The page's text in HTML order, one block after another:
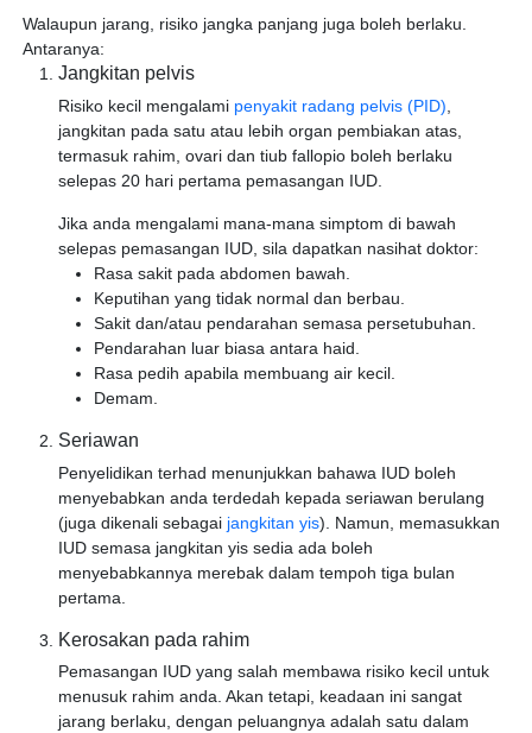
Walaupun jarang, risiko jangka panjang juga boleh berlaku.
Antaranya:
Jangkitan pelvis
Risiko kecil mengalami penyakit radang pelvis (PID)
jangkitan pada satu atau lebih organ pembiakan atas,
termasuk rahim, ovari dan tiub fallopio boleh berlaku
selepas 20 hari pertama pemasangan IUD.
Jika anda mengalami mana-mana simptom di bawah
selepas pemasangan IUD, sila dapatkan nasihat doktor:
Rasa sakit pada abdomen bawah.
Keputihan yang tidak normal dan berbau.
Sakit dan/atau pendarahan semasa persetubuhan.
Pendarahan luar biasa antara haid.
Rasa pedih apabila membuang air kecil.
Demam.
Seriawan
Penyelidikan terhad menunjukkan bahawa IUD boleh
menyebabkan anda terdedah kepada seriawan berulang
(juga dikenali sebagai jangkitan yis). Namun, memasukkan
IUD semasa jangkitan yis sedia ada boleh
menyebabkannya merebak dalam tempoh tiga bulan
pertama.
Kerosakan pada rahim
Pemasangan IUD yang salah membawa risiko kecil untuk
menusuk rahim anda. Akan tetapi, keadaan ini sangat
jarang berlaku, dengan peluangnya adalah satu dalam